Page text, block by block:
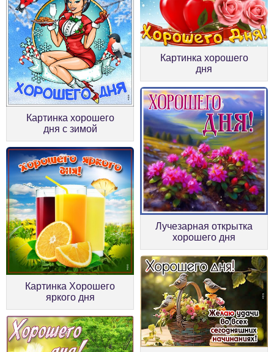
Картинка хорошего
дня
Картинка хорошего
дня с зимой
Лучезарная открытка
хорошего дня
Картинка Хорошего
яркого дня